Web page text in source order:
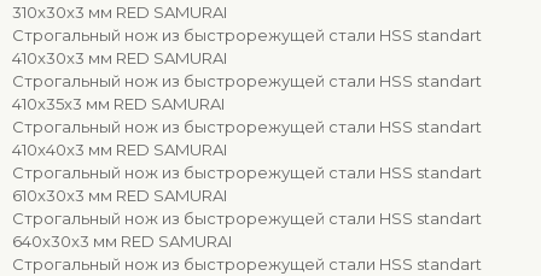
310x30x3 мм RED SAMURAI
Строгальный нож из быстрорежущей стали HSS standart
410x30x3 мм RED SAMURAI
Строгальный нож из быстрорежущей стали HSS standart
410x35x3 мм RED SAMURAI
Строгальный нож из быстрорежущей стали HSS standart
410x40x3 мм RED SAMURAI
Строгальный нож из быстрорежущей стали HSS standart
610x30x3 мм RED SAMURAI
Строгальный нож из быстрорежущей стали HSS standart
640x30x3 мм RED SAMURAI
Строгальный нож из быстрорежущей стали HSS standart